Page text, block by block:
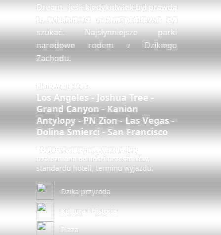
Dream - jeśli kiedykolwiek był prawdą
to właśnie tu można próbować go
szukać. Najsłynniejsze parki
narodowe rodem z Dzikiego
Zachodu.
Planowana trasa
Los Angeles - Joshua Tree -
Grand Canyon - Kanion
Antylopy - PN Zion - Las Vegas -
Dolina Śmierci - San Francisco
*Ostateczna cena wyjazdu jest
uzależniona od ilości uczestników,
standardu hoteli, terminu wyjazdu.
Dzika przyroda
Kultura i historia
Plaża